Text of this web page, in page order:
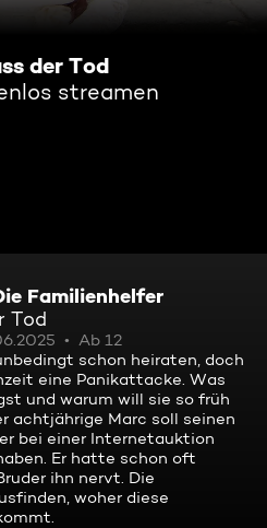
der Tod
streamen
Familienhelfer
Tod
Ab 12
schon heiraten, doch
eine Panikattacke. Was
und warum will sie so früh
achtjährige Marc soll seinen
bei einer Internetauktion
Er hatte schon oft
ihn nervt. Die
woher diese